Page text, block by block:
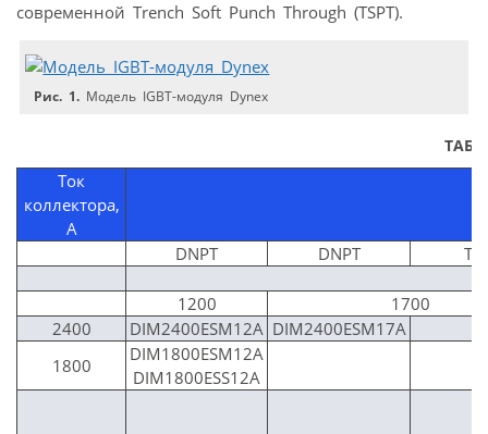
современной Trench Soft Punch Through (TSPT).
Рис. 1. Модель IGBT-модуля Dynex
Ток
коллектора,
А
DNPT
DNPT
1200
1700
2400
DIM2400ESM12A DIM2400ESM17A
1800
DIM1800ESM12A
DIM1800ESS12A